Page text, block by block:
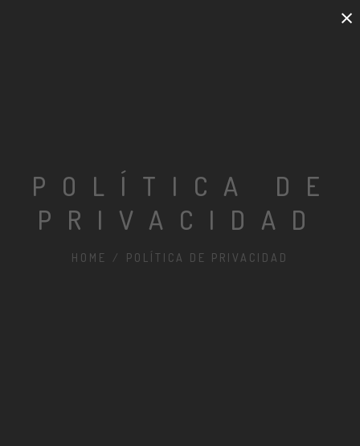
POLÍTICA DE
PRIVACIDAD
HOME / POLÍTICA DE PRIVACIDAD
×